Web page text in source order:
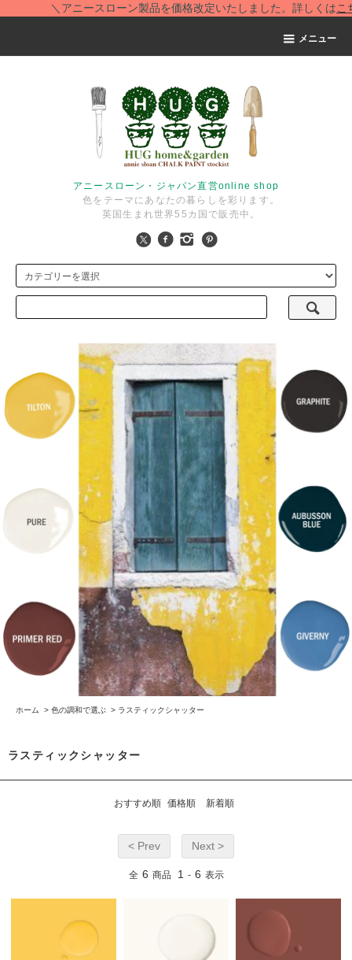
＼アニースローン製品を価格改定いたしました。詳しくはこちら
メニュー
アニースローン・ジャパン直営online shop
色をテーマにあなたの暮らしを彩ります。
英国生まれ世界55カ国で販売中。
ホーム > 色の調和で選ぶ > ラスティックシャッター
ラスティックシャッター
おすすめ順 価格順 新着順
< Prev Next >
全 6 商品 1 - 6 表示